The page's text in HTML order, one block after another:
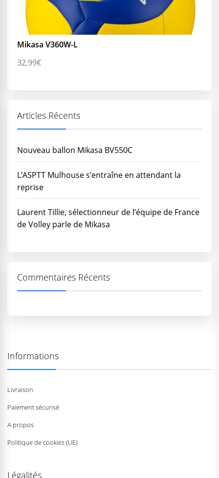
Mikasa V360W-L
32,99€
Articles Récents
Nouveau ballon Mikasa BV550C
L’ASPTT Mulhouse s’entraîne en attendant la
reprise
Laurent Tillie, sélectionneur de l’équipe de France
de Volley parle de Mikasa
Commentaires Récents
Informations
Livraison
Paiement sécurisé
A propos
Politique de cookies (UE)
Légalités